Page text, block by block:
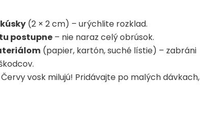
(2 × 2 cm) – urýchlite rozklad.
postupne – nie naraz celý obrúsok.
(papier, kartón, suché lístie) – zabráni
Červy vosk milujú! Pridávajte po malých dávkach,